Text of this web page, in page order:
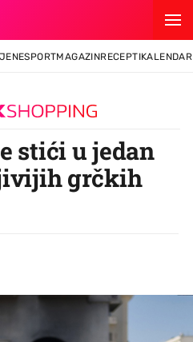
SPORTMAGAZINRECEPTIKALENDAR
stići u jedan
grčkih